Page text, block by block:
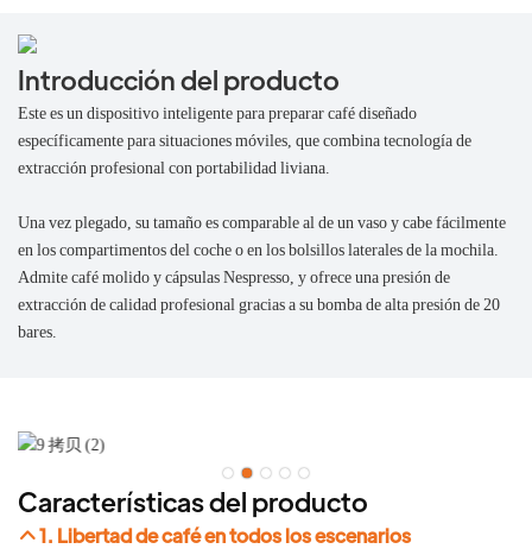
Introducción del producto
Este es un dispositivo inteligente para preparar café diseñado
específicamente para situaciones móviles, que combina tecnología de
extracción profesional con portabilidad liviana.
Una vez plegado, su tamaño es comparable al de un vaso y cabe fácilmente
en los compartimentos del coche o en los bolsillos laterales de la mochila.
Admite café molido y cápsulas Nespresso, y ofrece una presión de
extracción de calidad profesional gracias a su bomba de alta presión de 20
bares.
Características del producto
1. Libertad de café en todos los escenarios